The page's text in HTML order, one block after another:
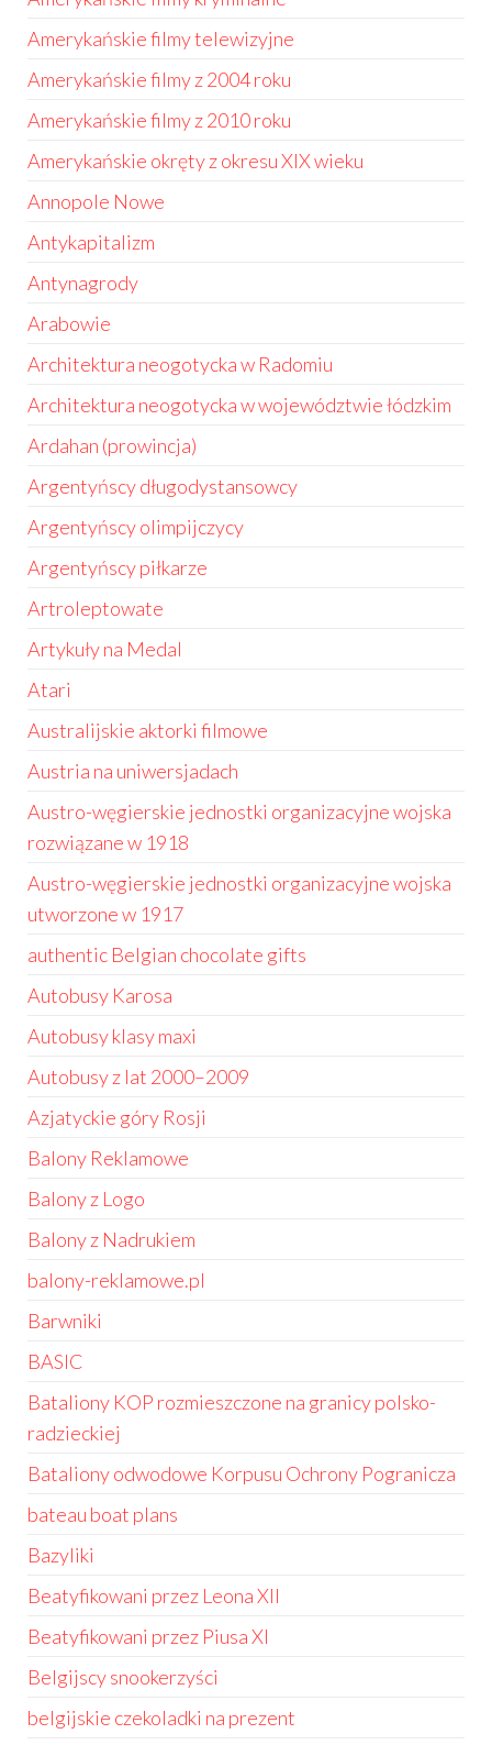
Amerykańskie filmy telewizyjne
Amerykańskie filmy z 2004 roku
Amerykańskie filmy z 2010 roku
Amerykańskie okręty z okresu XIX wieku
Annopole Nowe
Antykapitalizm
Antynagrody
Arabowie
Architektura neogotycka w Radomiu
Architektura neogotycka w województwie łódzkim
Ardahan (prowincja)
Argentyńscy długodystansowcy
Argentyńscy olimpijczycy
Argentyńscy piłkarze
Artroleptowate
Artykuły na Medal
Atari
Australijskie aktorki filmowe
Austria na uniwersjadach
Austro-węgierskie jednostki organizacyjne wojska
rozwiązane w 1918
Austro-węgierskie jednostki organizacyjne wojska
utworzone w 1917
authentic Belgian chocolate gifts
Autobusy Karosa
Autobusy klasy maxi
Autobusy z lat 2000–2009
Azjatyckie góry Rosji
Balony Reklamowe
Balony z Logo
Balony z Nadrukiem
balony-reklamowe.pl
Barwniki
BASIC
Bataliony KOP rozmieszczone na granicy polsko-
radzieckiej
Bataliony odwodowe Korpusu Ochrony Pogranicza
bateau boat plans
Bazyliki
Beatyfikowani przez Leona XII
Beatyfikowani przez Piusa XI
Belgijscy snookerzyści
belgijskie czekoladki na prezent